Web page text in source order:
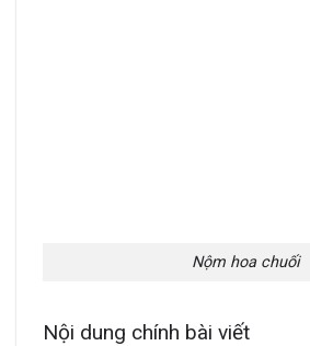
Nộm hoa chuối
Nội dung chính bài viết